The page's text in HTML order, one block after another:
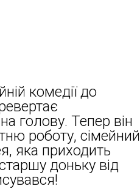
комедії до
голову. Тепер він
роботу, сімейний
яка приходить
доньку від